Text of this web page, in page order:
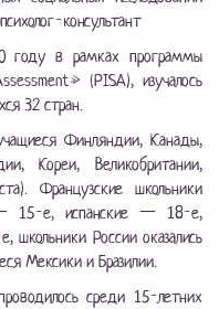
консультант
году в рамках программы
(PISA), изучалось
32 стран.
Финляндии, Канады,
Кореи, Великобритании,
Французские школьники
15-е, испанские — 18-е,
России оказались
Мексики и Бразилии.
среди 15-летних